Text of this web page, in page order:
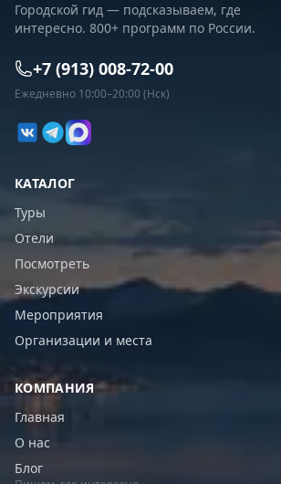
Городской гид — подсказываем, где
интересно. 800+ программ по России.
+7 (913) 008-72-00
Ежедневно 10:00–20:00 (Нск)
КАТАЛОГ
Туры
Отели
Посмотреть
Экскурсии
Мероприятия
Организации и места
КОМПАНИЯ
Главная
О нас
Блог